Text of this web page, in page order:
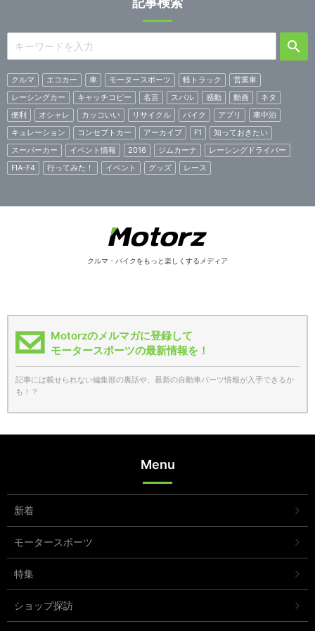
クルマ エコカー 車 モータースポーツ 軽トラック
営業車
レーシングカー
キャッチコピー 名言 スバル 感動 動画
ネタ
便利
オシャレ カッコいい リサイクル バイク アプリ
車中泊
キュレーション
コンセプトカー アーカイブ F1
知っておきたい
スーパーカー
イベント情報 2016 ジムカーナ
レーシングドライバー
FIA-F4
行ってみた！ イベント グッズ レース
クルマ・バイクをもっと楽しくするメディア
Motorzのメルマガに登録して
モータースポーツの最新情報を！
記事には載せられない編集部の裏話や、最新の自動車パーツ情報が入手できるか
も！？
Menu
新着
モータースポーツ
特集
ショップ探訪